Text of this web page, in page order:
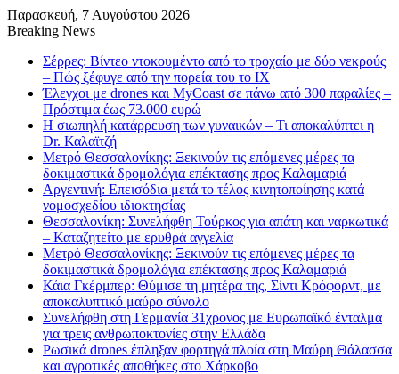
Παρασκευή, 7 Αυγούστου 2026
Breaking News
Σέρρες: Βίντεο ντοκουμέντο από το τροχαίο με δύο νεκρούς
– Πώς ξέφυγε από την πορεία του το ΙΧ
Έλεγχοι με drones και MyCoast σε πάνω από 300 παραλίες –
Πρόστιμα έως 73.000 ευρώ
Η σιωπηλή κατάρρευση των γυναικών – Τι αποκαλύπτει η
Dr. Καλαϊτζή
Μετρό Θεσσαλονίκης: Ξεκινούν τις επόμενες μέρες τα
δοκιμαστικά δρομολόγια επέκτασης προς Καλαμαριά
Αργεντινή: Επεισόδια μετά το τέλος κινητοποίησης κατά
νομοσχεδίου ιδιοκτησίας
Θεσσαλονίκη: Συνελήφθη Τούρκος για απάτη και ναρκωτικά
– Καταζητείτο με ερυθρά αγγελία
Μετρό Θεσσαλονίκης: Ξεκινούν τις επόμενες μέρες τα
δοκιμαστικά δρομολόγια επέκτασης προς Καλαμαριά
Κάια Γκέρμπερ: Θύμισε τη μητέρα της, Σίντι Κρόφορντ, με
αποκαλυπτικό μαύρο σύνολο
Συνελήφθη στη Γερμανία 31χρονος με Ευρωπαϊκό ένταλμα
για τρεις ανθρωποκτονίες στην Ελλάδα
Ρωσικά drones έπληξαν φορτηγά πλοία στη Μαύρη Θάλασσα
και αγροτικές αποθήκες στο Χάρκοβο